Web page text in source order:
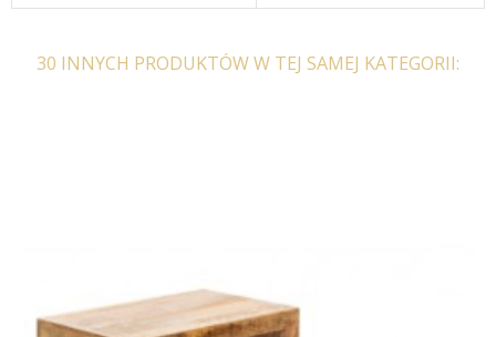
30 INNYCH PRODUKTÓW W TEJ SAMEJ KATEGORII: